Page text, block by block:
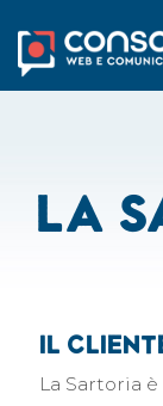
La
Il
La Sartoria